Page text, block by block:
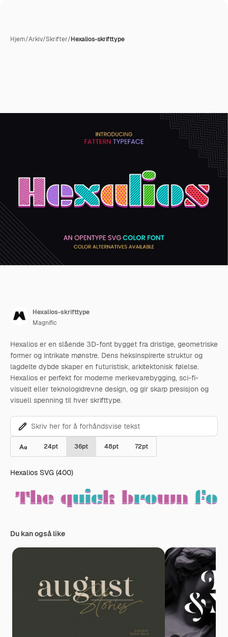
Hjem/Arkiv/Skrifter/Hexalios-skrifttype
Hexalios-skrifttype
Magnific
Hexalios er en slående 3D-font bygget fra dristige, geometriske
former og intrikate mønstre. Dens heksinspirerte struktur og
lagdelte dybde skaper en futuristisk, arkitektonisk følelse.
Hexalios er perfekt for moderne merkevarebygging, sci-fi-
visuelt eller teknologidrevne design, og gir skarp presisjon og
visuell spenning til hver skrifttype.
24pt 36pt 48pt 72pt
Hexalios SVG (400)
Du kan også like